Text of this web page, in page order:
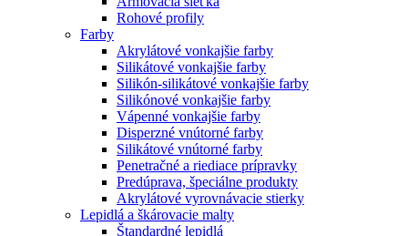
Rohové profily
Farby
Akrylátové vonkajšie farby
Silikátové vonkajšie farby
Silikón-silikátové vonkajšie farby
Silikónové vonkajšie farby
Vápenné vonkajšie farby
Disperzné vnútorné farby
Silikátové vnútorné farby
Penetračné a riediace prípravky
Predúprava, špeciálne produkty
Akrylátové vyrovnávacie stierky
Lepidlá a škárovacie malty
Štandardné lepidlá